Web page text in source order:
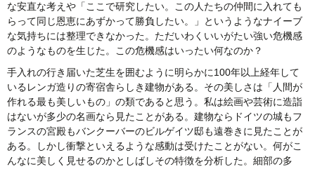
な安直な考えや「ここで研究したい。この人たちの仲間に入れても
らって同じ恩恵にあずかって勝負したい。」というようなナイーブ
な気持ちには整理できなかった。ただいわくいいがたい強い危機感
のようなものを生じた。この危機感はいったい何なのか？
手入れの行き届いた芝生を囲むように明らかに100年以上経年して
いるレンガ造りの寄宿舎らしき建物がある。その美しさは「人間が
作れる最も美しいもの」の類であると思う。私は絵画や芸術に造詣
はないが多少の名画なら見たことがある。建物ならドイツの城もフ
ランスの宮殿もバンクーバーのビルゲイツ邸も遠巻きに見たことが
ある。しかし衝撃といえるような感動は受けたことがない。何がこ
んなに美しく見せるのかとしばしその特徴を分析した。細部の多